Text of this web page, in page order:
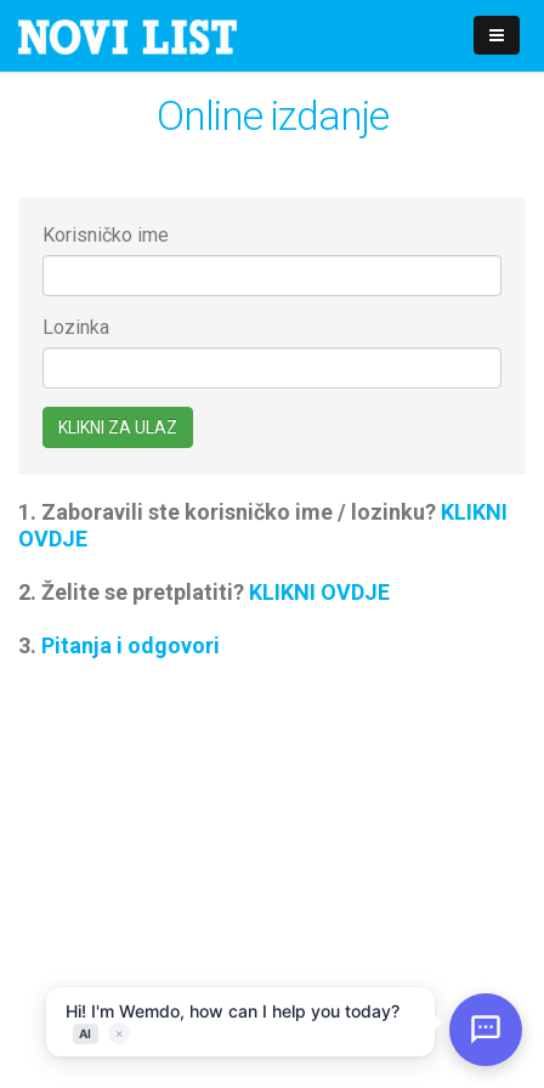
Online izdanje
Korisničko ime
Lozinka
1. Zaboravili ste korisničko ime / lozinku? KLIKNI
OVDJE
2. Želite se pretplatiti? KLIKNI OVDJE
3. Pitanja i odgovori